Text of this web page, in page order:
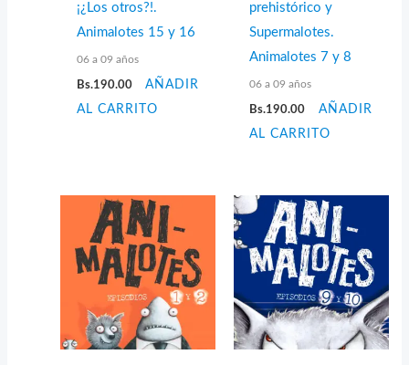
¡¿Los otros?!.
Animalotes 15 y 16
06 a 09 años
Bs.190.00
AÑADIR
AL CARRITO
prehistórico y
Supermalotes.
Animalotes 7 y 8
06 a 09 años
Bs.190.00
AÑADIR
AL CARRITO